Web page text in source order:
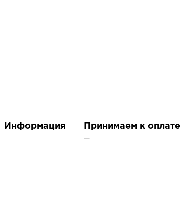
Информация Принимаем к оплате